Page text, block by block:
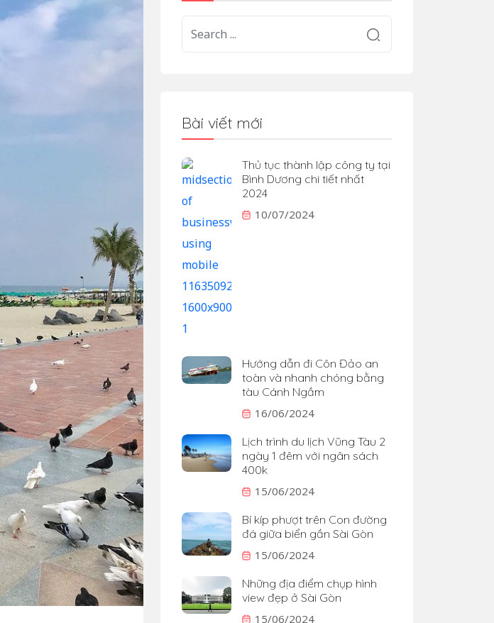
Bài viết mới
Thủ tục thành lập công ty tại
Bình Dương chi tiết nhất
2024
10/07/2024
Hướng dẫn đi Côn Đảo an
toàn và nhanh chóng bằng
tàu Cánh Ngầm
16/06/2024
Lịch trình du lịch Vũng Tàu 2
ngày 1 đêm với ngân sách
400k
15/06/2024
Bí kíp phượt trên Con đường
đá giữa biển gần Sài Gòn
15/06/2024
Những địa điểm chụp hình
view đẹp ở Sài Gòn
15/06/2024